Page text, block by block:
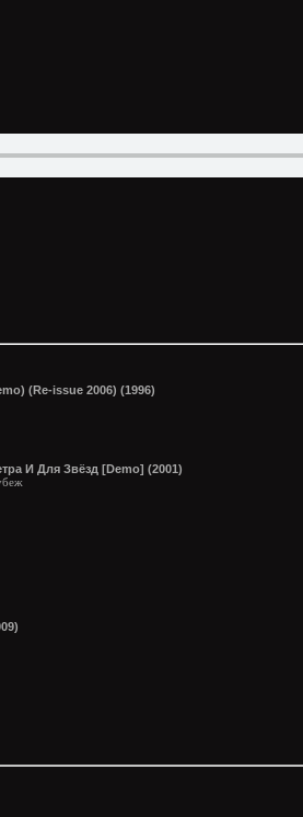
(Re-issue 2006) (1996)
И Для Звёзд [Demo] (2001)